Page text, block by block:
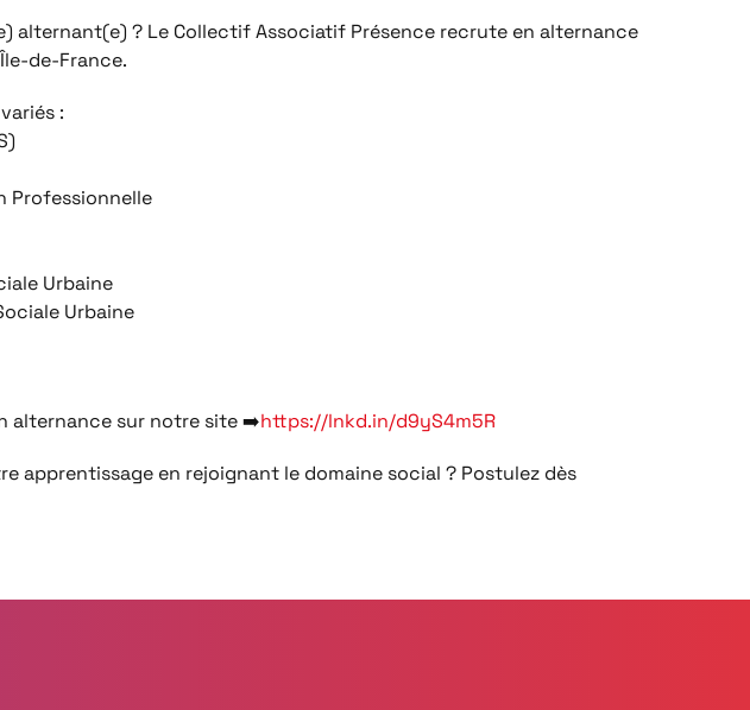
alternant(e) ? Le Collectif Associatif Présence recrute en alternance
de-France.
:
Professionnelle
Urbaine
Urbaine
alternance sur notre site ➡️​https://lnkd.in/d9yS4m5R
apprentissage en rejoignant le domaine social ? Postulez dès